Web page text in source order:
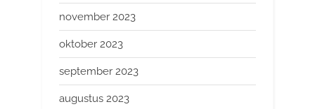
november 2023
oktober 2023
september 2023
augustus 2023